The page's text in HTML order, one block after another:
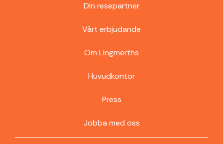
Din resepartner
Vårt erbjudande
Om Lingmerths
Huvudkontor
Press
Jobba med oss